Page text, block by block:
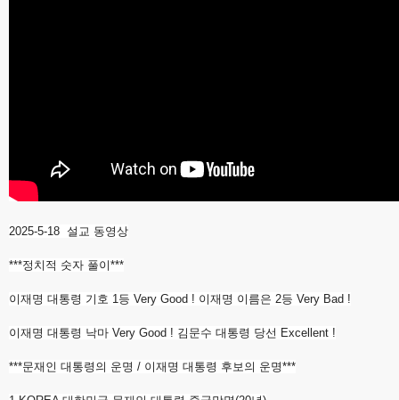
2025-5-18 설교 동영상
***정치적 숫자 풀이***
이재명 대통령 기호 1등 Very Good ! 이재명 이름은 2등 Very Bad !
이재명 대통령 낙마 Very Good ! 김문수 대통령 당선 Excellent !
***문재인 대통령의 운명 / 이재명 대통령 후보의 운명***